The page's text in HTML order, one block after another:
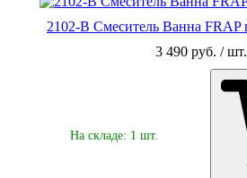
2102-В Смеситель Ванна FRAP
3 490 руб. / шт.
На складе: 1 шт.